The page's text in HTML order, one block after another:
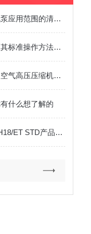
以下是对消防充气泵应用范围的清晰归纳
mch36空气充气泵其标准操作方法与流程如下
科尔奇mch36呼吸空气高压压缩机正常运行标准
什么想了解的
意大利科尔奇MCH18/ET STD产品资料